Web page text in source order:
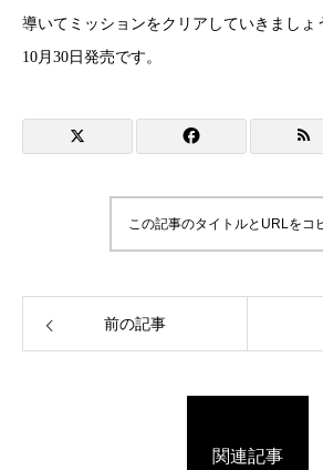
導いてミッションをクリアしていきましょ
10月30日発売です。
この記事のタイトルとURLをコ
前の記事
関連記事